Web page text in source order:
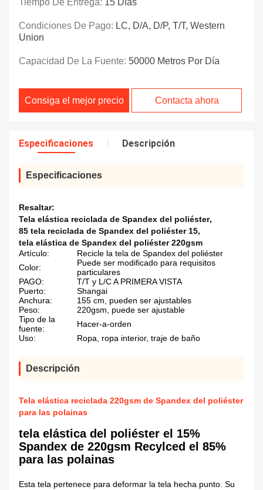
Tiempo De Entrega: 15 Días
Condiciones De Pago: LC, D/A, D/P, T/T, Western
Union
Capacidad De La Fuente: 50000 Metros Por Día
Consiga el mejor precio Contacta ahora
Especificaciones Descripción
Especificaciones
Resaltar:
Tela elástica reciclada de Spandex del poliéster,
85 tela reciclada de Spandex del poliéster 15,
tela elástica de Spandex del poliéster 220gsm
Artículo:
Recicle la tela de Spandex del poliéster
Color:
Puede ser modificado para requisitos
particulares
PAGO:
T/T y L/C A PRIMERA VISTA
Puerto:
Shangai
Anchura:
155 cm, pueden ser ajustables
Peso:
220gsm, puede ser ajustable
Tipo de la
fuente:
Hacer-a-orden
Uso:
Ropa, ropa interior, traje de baño
Descripción
Tela elástica reciclada 220gsm de Spandex del poliéster
para las polainas
tela elástica del poliéster el 15%
Spandex de 220gsm Recylced el 85%
para las polainas
Esta tela pertenece para deformar la tela hecha punto. Su